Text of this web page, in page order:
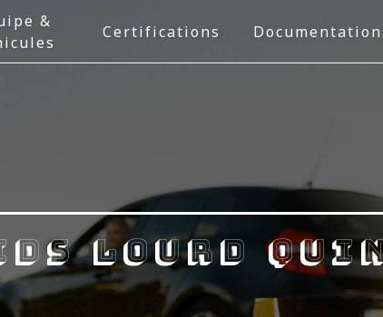
&
Certifications
lourd